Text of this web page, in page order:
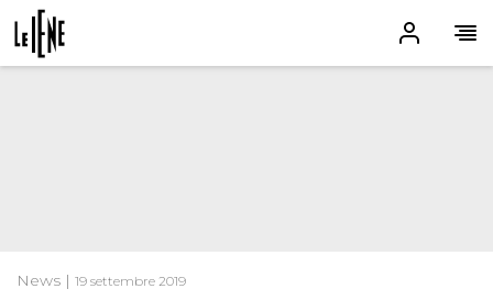
News | 19 settembre 2019